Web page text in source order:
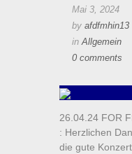
Mai 3, 2024
by afdfmhin13
inAllgemein
0 comments
26.04.24 FOR
: Herzlichen
die gute